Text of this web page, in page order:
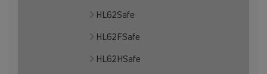
HL62Safe
HL62FSafe
HL62HSafe